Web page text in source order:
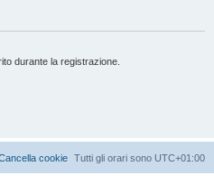
durante la registrazione.
Tutti gli orari sono UTC+01:00
cookie